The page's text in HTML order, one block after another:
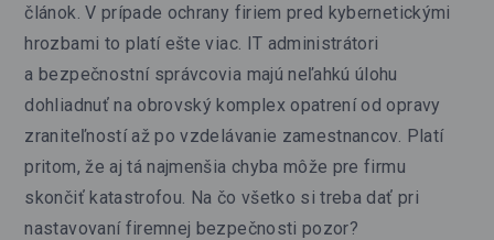
článok. V prípade ochrany firiem pred kybernetickými
hrozbami to platí ešte viac. IT administrátori
a bezpečnostní správcovia majú neľahkú úlohu
dohliadnuť na obrovský komplex opatrení od opravy
zraniteľností až po vzdelávanie zamestnancov. Platí
pritom, že aj tá najmenšia chyba môže pre firmu
skončiť katastrofou. Na čo všetko si treba dať pri
nastavovaní firemnej bezpečnosti pozor?